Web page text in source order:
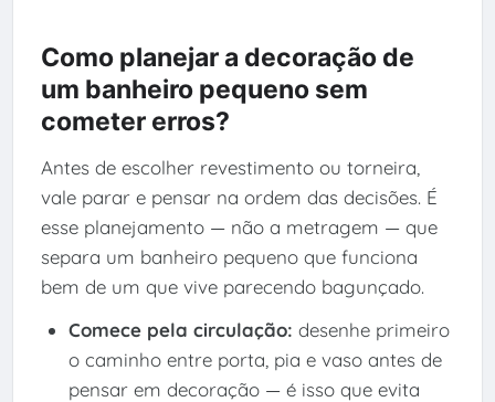
Como planejar a decoração de
um banheiro pequeno sem
cometer erros?
Antes de escolher revestimento ou torneira,
vale parar e pensar na ordem das decisões. É
esse planejamento — não a metragem — que
separa um banheiro pequeno que funciona
bem de um que vive parecendo bagunçado.
Comece pela circulação: desenhe primeiro
o caminho entre porta, pia e vaso antes de
pensar em decoração — é isso que evita